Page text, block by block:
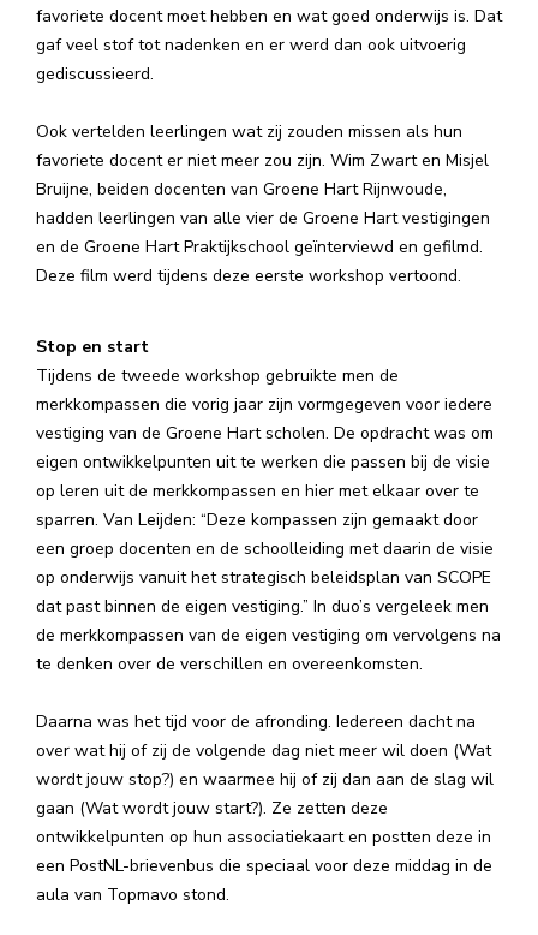
favoriete docent moet hebben en wat goed onderwijs is. Dat
gaf veel stof tot nadenken en er werd dan ook uitvoerig
gediscussieerd.
Ook vertelden leerlingen wat zij zouden missen als hun
favoriete docent er niet meer zou zijn. Wim Zwart en Misjel
Bruijne, beiden docenten van Groene Hart Rijnwoude,
hadden leerlingen van alle vier de Groene Hart vestigingen
en de Groene Hart Praktijkschool geïnterviewd en gefilmd.
Deze film werd tijdens deze eerste workshop vertoond.
Stop en start
Tijdens de tweede workshop gebruikte men de
merkkompassen die vorig jaar zijn vormgegeven voor iedere
vestiging van de Groene Hart scholen. De opdracht was om
eigen ontwikkelpunten uit te werken die passen bij de visie
op leren uit de merkkompassen en hier met elkaar over te
sparren. Van Leijden: “Deze kompassen zijn gemaakt door
een groep docenten en de schoolleiding met daarin de visie
op onderwijs vanuit het strategisch beleidsplan van SCOPE
dat past binnen de eigen vestiging.” In duo’s vergeleek men
de merkkompassen van de eigen vestiging om vervolgens na
te denken over de verschillen en overeenkomsten.
Daarna was het tijd voor de afronding. Iedereen dacht na
over wat hij of zij de volgende dag niet meer wil doen (Wat
wordt jouw stop?) en waarmee hij of zij dan aan de slag wil
gaan (Wat wordt jouw start?). Ze zetten deze
ontwikkelpunten op hun associatiekaart en postten deze in
een PostNL-brievenbus die speciaal voor deze middag in de
aula van Topmavo stond.